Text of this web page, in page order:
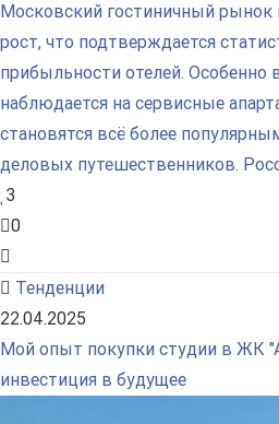
Московский гостиничный
рост, что подтверждается
прибыльности отелей. Особенно
наблюдается на сервисные
становятся всё более
деловых путешественников.
3
0
Тенденции
22.04.2025
Мой опыт покупки студии в ЖК
инвестиция в будущее